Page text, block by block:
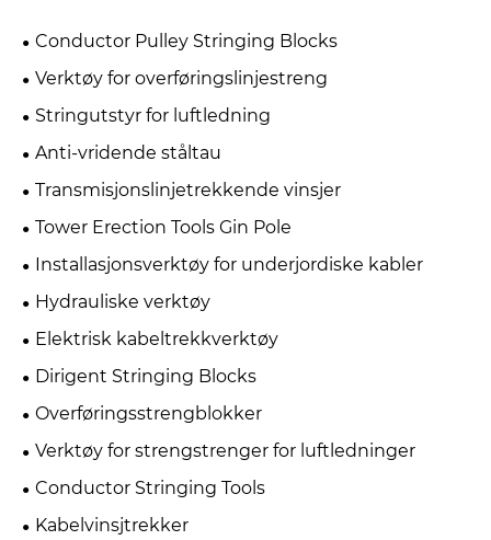
Conductor Pulley Stringing Blocks
Verktøy for overføringslinjestreng
Stringutstyr for luftledning
Anti-vridende ståltau
Transmisjonslinjetrekkende vinsjer
Tower Erection Tools Gin Pole
Installasjonsverktøy for underjordiske kabler
Hydrauliske verktøy
Elektrisk kabeltrekkverktøy
Dirigent Stringing Blocks
Overføringsstrengblokker
Verktøy for strengstrenger for luftledninger
Conductor Stringing Tools
Kabelvinsjtrekker